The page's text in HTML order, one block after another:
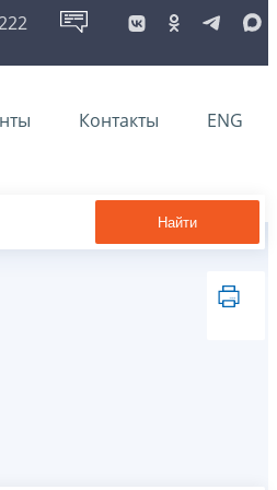
Контакты ENG
Найти